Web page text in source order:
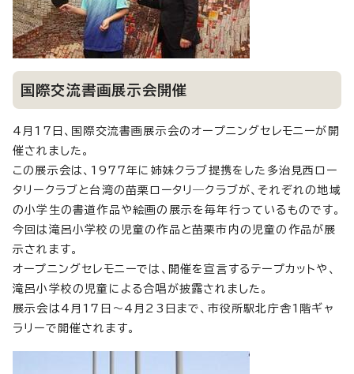
国際交流書画展示会開催
4月17日、国際交流書画展示会のオープニングセレモニーが開
催されました。
この展示会は、1977年に姉妹クラブ提携をした多治見西ロー
タリークラブと台湾の苗栗ロータリ―クラブが、それぞれの地域
の小学生の書道作品や絵画の展示を毎年行っているものです。
今回は滝呂小学校の児童の作品と苗栗市内の児童の作品が展
示されます。
オープニングセレモニーでは、開催を宣言するテープカットや、
滝呂小学校の児童による合唱が披露されました。
展示会は4月17日～4月23日まで、市役所駅北庁舎1階ギャ
ラリーで開催されます。